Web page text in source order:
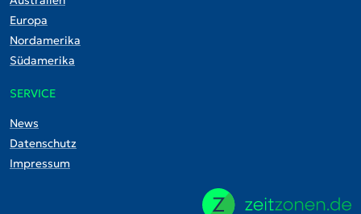
Europa
Nordamerika
Südamerika
SERVICE
News
Datenschutz
Impressum